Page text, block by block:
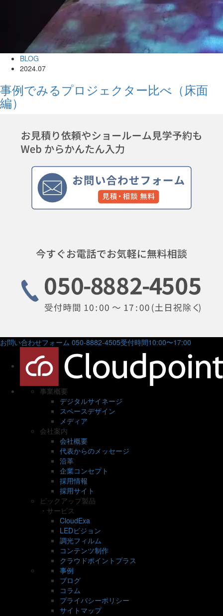
BLOG
2024.07
事例でみるプロジェクター比べ（床面
編）
お問い合わせフォーム 050-8882-4505受付時間10:00〜17:00
事業概要
デジタルサイネージ
スペースデザイン
メディア
会社案内
会社概要
代表からのメッセージ
沿革
企業コンセプト
採用情報
採用サイト
ピックアップ製品
・サービス
CloudExa
LEDビジョン
調光フィルム
コンテンツ制作
クラウドポイントプラス
事例
ブログ
コラム
プライバシーポリシー
サイトマップ